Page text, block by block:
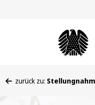
befinden
zurück zu: